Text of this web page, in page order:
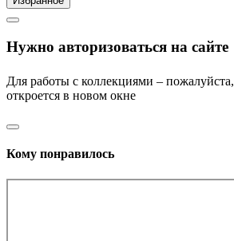
Нужно авторизоваться на сайте
Для работы с коллекциями – пожалуйста,
откроется в новом окне
Кому понравилось